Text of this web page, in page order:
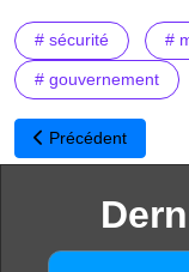
# sécurité #
# gouvernement
Article précédent :
Précédent